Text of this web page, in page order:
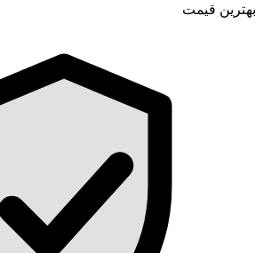
بهترین قیمت